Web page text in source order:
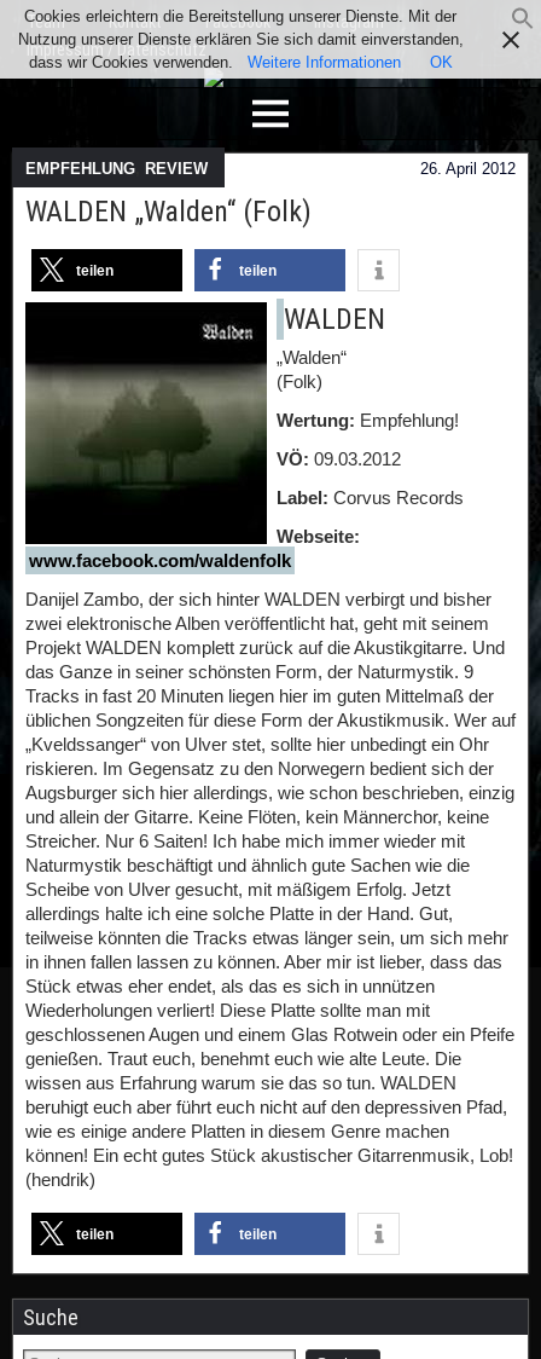
Team Kontakt Facebook
Instagram
Impressum / Datenschutz
EMPFEHLUNG REVIEW 26. April 2012
WALDEN „Walden“ (Folk)
teilen teilen
WALDEN
„Walden“
(Folk)
Wertung: Empfehlung!
VÖ: 09.03.2012
Label: Corvus Records
Webseite:
www.facebook.com/waldenfolk
Danijel Zambo, der sich hinter WALDEN verbirgt und bisher
zwei elektronische Alben veröffentlicht hat, geht mit seinem
Projekt WALDEN komplett zurück auf die Akustikgitarre. Und
das Ganze in seiner schönsten Form, der Naturmystik. 9
Tracks in fast 20 Minuten liegen hier im guten Mittelmaß der
üblichen Songzeiten für diese Form der Akustikmusik. Wer auf
„Kveldssanger“ von Ulver stet, sollte hier unbedingt ein Ohr
riskieren. Im Gegensatz zu den Norwegern bedient sich der
Augsburger sich hier allerdings, wie schon beschrieben, einzig
und allein der Gitarre. Keine Flöten, kein Männerchor, keine
Streicher. Nur 6 Saiten! Ich habe mich immer wieder mit
Naturmystik beschäftigt und ähnlich gute Sachen wie die
Scheibe von Ulver gesucht, mit mäßigem Erfolg. Jetzt
allerdings halte ich eine solche Platte in der Hand. Gut,
teilweise könnten die Tracks etwas länger sein, um sich mehr
in ihnen fallen lassen zu können. Aber mir ist lieber, dass das
Stück etwas eher endet, als das es sich in unnützen
Wiederholungen verliert! Diese Platte sollte man mit
geschlossenen Augen und einem Glas Rotwein oder ein Pfeife
genießen. Traut euch, benehmt euch wie alte Leute. Die
wissen aus Erfahrung warum sie das so tun. WALDEN
beruhigt euch aber führt euch nicht auf den depressiven Pfad,
wie es einige andere Platten in diesem Genre machen
können! Ein echt gutes Stück akustischer Gitarrenmusik, Lob!
(hendrik)
teilen teilen
Suche
Cookies erleichtern die Bereitstellung unserer Dienste. Mit der
Nutzung unserer Dienste erklären Sie sich damit einverstanden,
dass wir Cookies verwenden.
Weitere Informationen OK